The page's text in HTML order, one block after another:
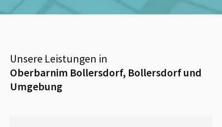
Unsere Leistungen in
Oberbarnim Bollersdorf, Bollersdorfund
Umgebung